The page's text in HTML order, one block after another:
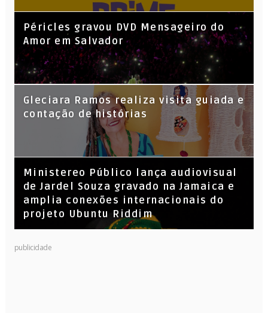
Péricles gravou DVD Mensageiro do
Amor em Salvador
KL Jay (Racionais MC’s), DJ Raíz e DJ
Leandro Vitrola na BIGSHAKE 14
Gleciara Ramos realiza visita guiada e
contação de histórias
​Ministereo Público lança audiovisual
de Jardel Souza gravado na Jamaica e
amplia conexões internacionais do
projeto Ubuntu Riddim
publicidade